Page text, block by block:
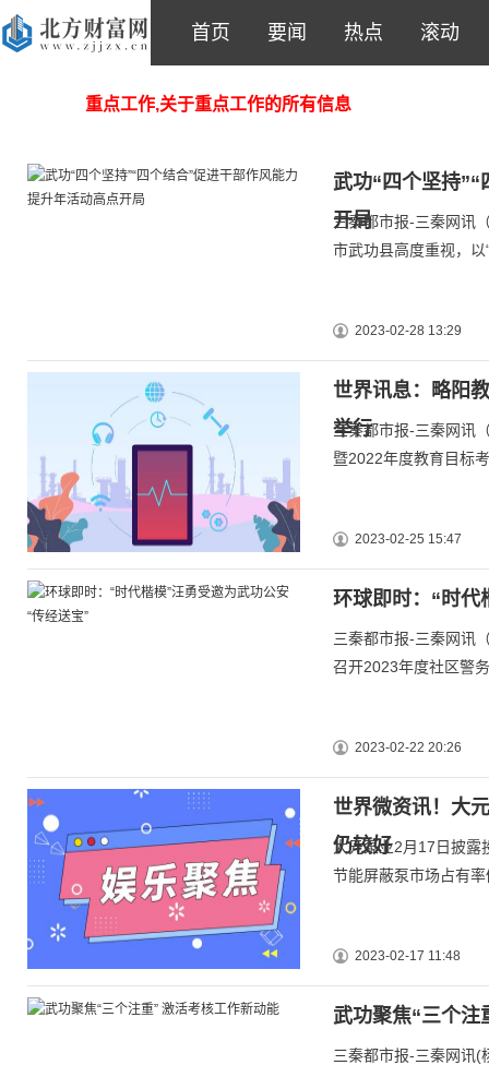
首页 要闻 热点 滚动
重点工作,关于重点工作的所有信息
武功“四个坚持
开局
三秦都市报-三秦网讯
市武功县高度重视，以
2023-02-28 13:29
世界讯息：略阳
举行
三秦都市报-三秦网讯
暨2022年度教育目标
2023-02-25 15:47
环球即时：“时代
三秦都市报-三秦网讯
召开2023年度社区警
2023-02-22 20:26
世界微资讯！大
仍较好
大元泵业2月17日披露
节能屏蔽泵市场占有
2023-02-17 11:48
武功聚焦“三个注
三秦都市报-三秦网讯(